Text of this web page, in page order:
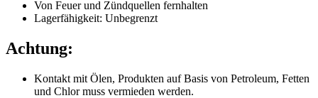
Von Feuer und Zündquellen fernhalten
Lagerfähigkeit: Unbegrenzt
Achtung:
Kontakt mit Ölen, Produkten auf Basis von Petroleum, Fetten
und Chlor muss vermieden werden.